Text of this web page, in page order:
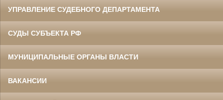
УПРАВЛЕНИЕ СУДЕБНОГО ДЕПАРТАМЕНТА
СУДЫ СУБЪЕКТА РФ
МУНИЦИПАЛЬНЫЕ ОРГАНЫ ВЛАСТИ
ВАКАНСИИ